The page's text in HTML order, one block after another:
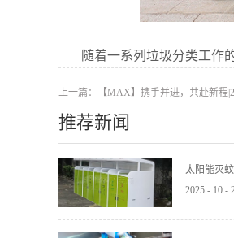
随着一系列垃圾分类工作
上一篇： 【MAX】携手并进，共赴新程
推荐新闻
太阳能灭
2025 - 10 -